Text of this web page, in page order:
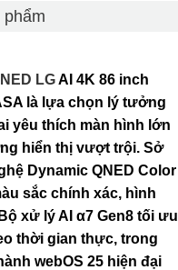
phẩm
LGAI 4K 86 inch
là lựa chọn lý tưởng
yêu thích màn hình lớn
hiển thị vượt trội. Sở
Dynamic QNED Color
sắc chính xác, hình
xử lý AI α7 Gen8 tối ưu
thời gian thực, trong
webOS 25 hiện đại